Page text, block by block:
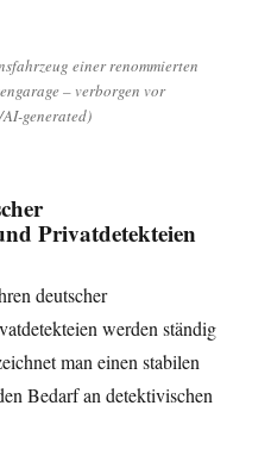
einer renommierten
– verborgen vor
generated)
Privatdetekteien
deutscher
werden ständig
man einen stabilen
Bedarf an detektivischen